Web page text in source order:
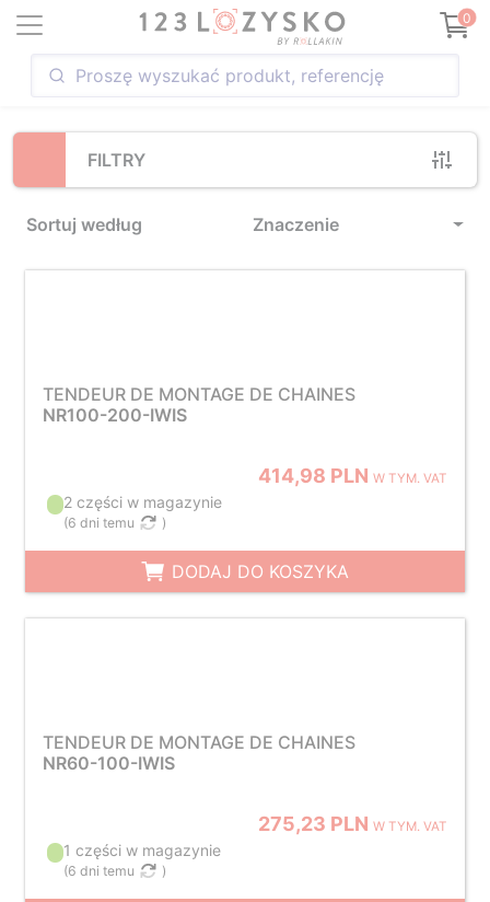
0
FILTRY
Sortuj według Znaczenie
Loading...
TENDEUR DE MONTAGE DE CHAINES
NR100-200-IWIS
414,98 PLNW TYM. VAT
2 części w magazynie
(6 dni temu )
DODAJ DO KOSZYKA
TENDEUR DE MONTAGE DE CHAINES
NR60-100-IWIS
275,23 PLNW TYM. VAT
1 części w magazynie
(6 dni temu )